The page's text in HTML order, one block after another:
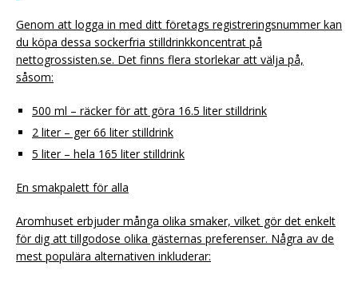
Genom att logga in med ditt företags registreringsnummer kan
du köpa dessa sockerfria stilldrinkkoncentrat på
nettogrossisten.se. Det finns flera storlekar att välja på,
såsom:
500 ml – räcker för att göra 16.5 liter stilldrink
2 liter – ger 66 liter stilldrink
5 liter – hela 165 liter stilldrink
En smakpalett för alla
Aromhuset erbjuder många olika smaker, vilket gör det enkelt
för dig att tillgodose olika gästernas preferenser. Några av de
mest populära alternativen inkluderar: